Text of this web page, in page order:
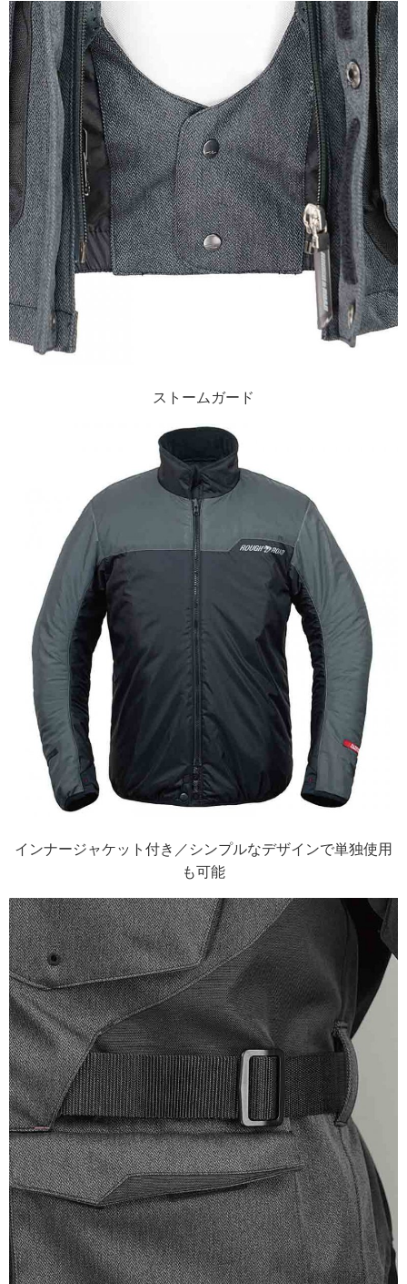
ストームガード
インナージャケット付き／シンプルなデザインで単独使用
も可能